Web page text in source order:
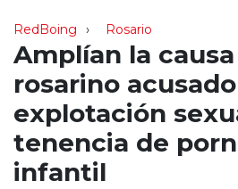
RedBoing Rosario
Amplían la
rosarino
explotación
tenencia de
infantil